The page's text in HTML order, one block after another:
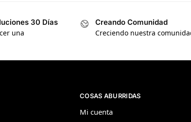
30 Días
una
Creando Comunidad
Creciendo nuestra
COSAS ABURRIDAS
Mi cuenta